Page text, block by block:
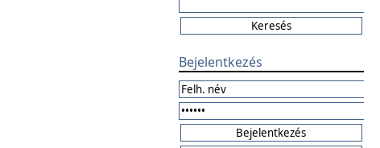
Bejelentkezés